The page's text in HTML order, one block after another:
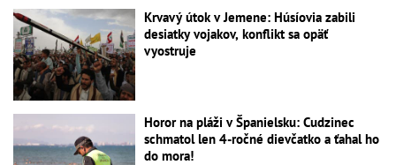
Krvavý útok v Jemene: Húsíovia zabili
desiatky vojakov, konflikt sa opäť
vyostruje
Horor na pláži v Španielsku: Cudzinec
schmatol len 4-ročné dievčatko a ťahal ho
do mora!